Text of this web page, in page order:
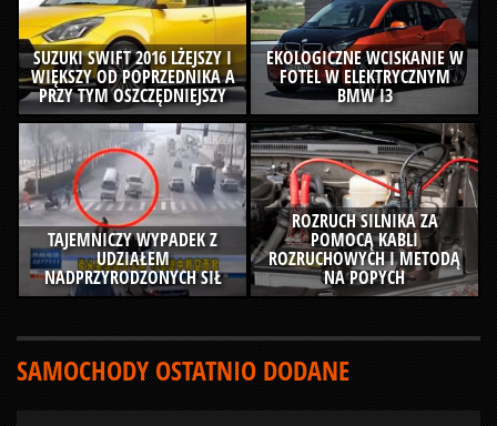
SUZUKI SWIFT 2016 LŻEJSZY I
WIĘKSZY OD POPRZEDNIKA A
PRZY TYM OSZCZĘDNIEJSZY
EKOLOGICZNE WCISKANIE W
FOTEL W ELEKTRYCZNYM
BMW I3
TAJEMNICZY WYPADEK Z
UDZIAŁEM
NADPRZYRODZONYCH SIŁ
ROZRUCH SILNIKA ZA
POMOCĄ KABLI
ROZRUCHOWYCH I METODĄ
NA POPYCH
SAMOCHODY OSTATNIO DODANE